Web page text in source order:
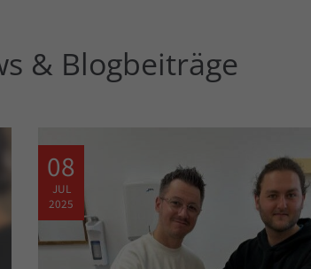
& Blogbeiträge
08
JUL
2025